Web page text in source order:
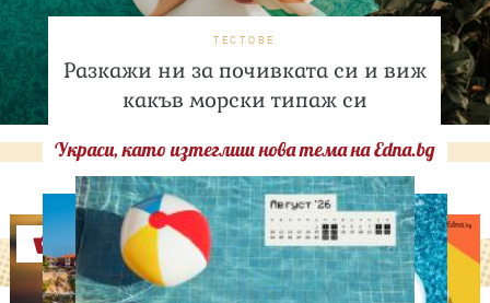
ТЕСТОВЕ
Разкажи ни за почивката си и виж
какъв морски типаж си
Украси, като изтеглиш нова тема на Edna.bg
Оферти